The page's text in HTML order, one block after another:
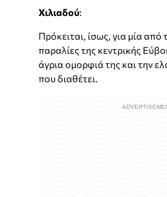
Χιλιαδού:
Πρόκειται, ίσως, για μία από
παραλίες της κεντρικής
άγρια ομορφιά της και την
που διαθέτει.